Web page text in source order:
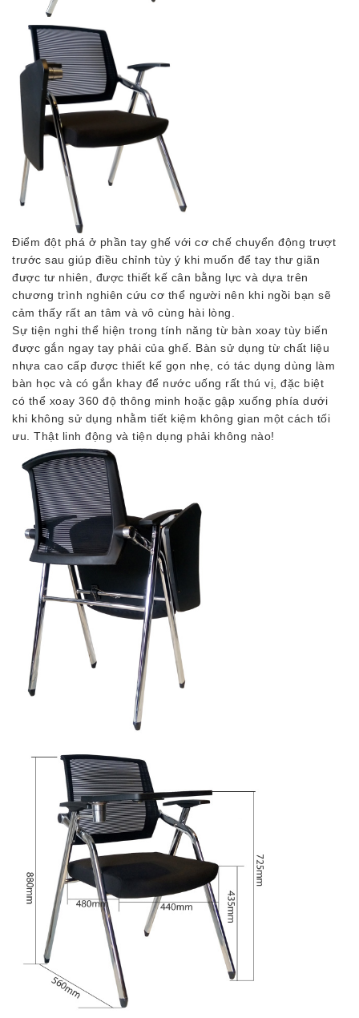
Điểm đột phá ở phần tay ghế với cơ chế chuyển động trượt
trước sau giúp điều chỉnh tùy ý khi muốn để tay thư giãn
được tư nhiên, được thiết kế cân bằng lực và dựa trên
chương trình nghiên cứu cơ thể người nên khi ngồi bạn sẽ
cảm thấy rất an tâm và vô cùng hài lòng.
Sự tiện nghi thể hiện trong tính năng từ bàn xoay tùy biến
được gắn ngay tay phải của ghế. Bàn sử dụng từ chất liệu
nhựa cao cấp được thiết kế gọn nhẹ, có tác dụng dùng làm
bàn học và có gắn khay để nước uống rất thú vị, đặc biệt
có thể xoay 360 độ thông minh hoặc gập xuống phía dưới
khi không sử dụng nhằm tiết kiệm không gian một cách tối
ưu. Thật linh động và tiện dụng phải không nào!